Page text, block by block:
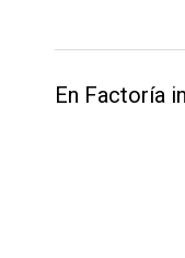
En Factoría